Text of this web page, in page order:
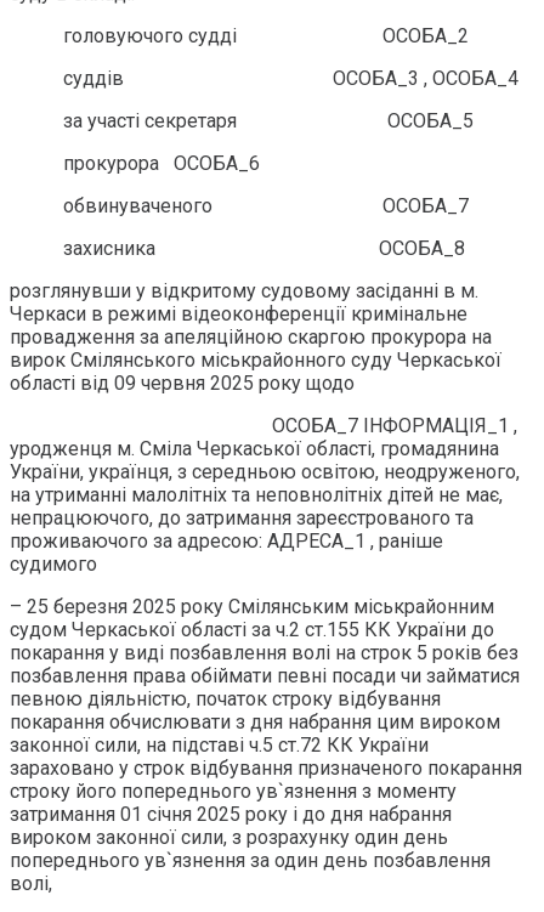
головуючого судді ОСОБА_2
суддів ОСОБА_3 , ОСОБА_4
за участі секретаря ОСОБА_5
прокурора ОСОБА_6
обвинуваченого ОСОБА_7
захисника ОСОБА_8
розглянувши у відкритому судовому засіданні в м.
Черкаси в режимі відеоконференції кримінальне
провадження за апеляційною скаргою прокурора на
вирок Смілянського міськрайонного суду Черкаської
області від 09 червня 2025 року щодо
ОСОБА_7 ІНФОРМАЦІЯ_1 ,
уродженця м. Сміла Черкаської області, громадянина
України, українця, з середньою освітою, неодруженого,
на утриманні малолітніх та неповнолітніх дітей не має,
непрацюючого, до затримання зареєстрованого та
проживаючого за адресою: АДРЕСА_1 , раніше
судимого
– 25 березня 2025 року Смілянським міськрайонним
судом Черкаської області за ч.2 ст.155 КК України до
покарання у виді позбавлення волі на строк 5 років без
позбавлення права обіймати певні посади чи займатися
певною діяльністю, початок строку відбування
покарання обчислювати з дня набрання цим вироком
законної сили, на підставі ч.5 ст.72 КК України
зараховано у строк відбування призначеного покарання
строку його попереднього ув`язнення з моменту
затримання 01 січня 2025 року і до дня набрання
вироком законної сили, з розрахунку один день
попереднього ув`язнення за один день позбавлення
волі,